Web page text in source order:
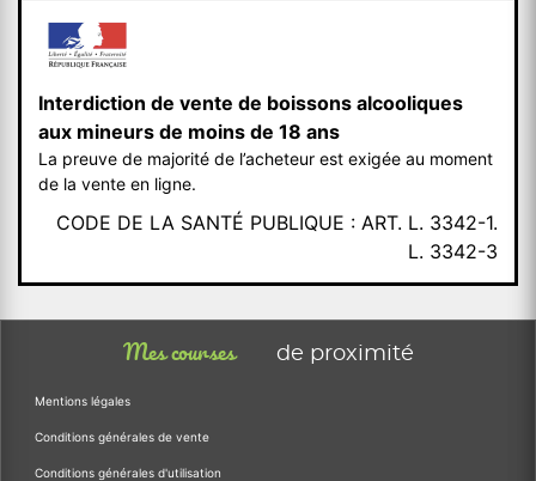
Interdiction de vente de boissons alcooliques
aux mineurs de moins de 18 ans
La preuve de majorité de l’acheteur est exigée au moment
de la vente en ligne.
CODE DE LA SANTÉ PUBLIQUE : ART. L. 3342-1.
L. 3342-3
Mes courses de proximité
Mentions légales
Conditions générales de vente
Conditions générales d'utilisation